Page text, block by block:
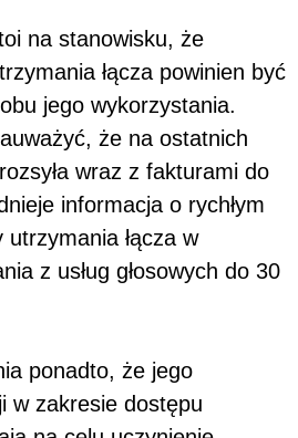
na stanowisku, że
łącza powinien być
jego wykorzystania.
że na ostatnich
wraz z fakturami do
informacja o rychłym
łącza w
z usług głosowych do 30
ponadto, że jego
w zakresie dostępu